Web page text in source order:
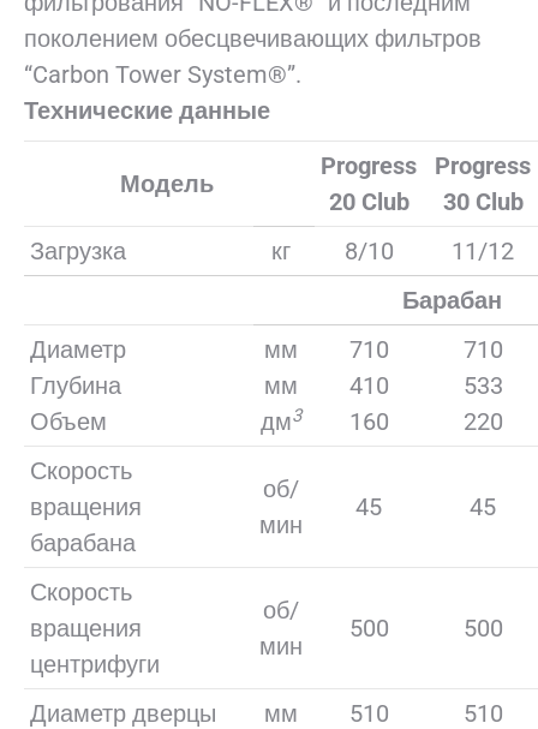
поколением обесцвечивающих фильтров
“Carbon Tower System®”.
Технические данные
Модель
Progress
20 Club
Progress
30 Club
Загрузка
кг 8/10
11/12
Барабан
Диаметр
Глубина
Объем
мм
мм
дм3
710
410
160
710
533
220
Скорость
вращения
барабана
об/
мин
45 45
Скорость
вращения
центрифуги
об/
мин
500 500
Диаметр дверцы мм 510
510